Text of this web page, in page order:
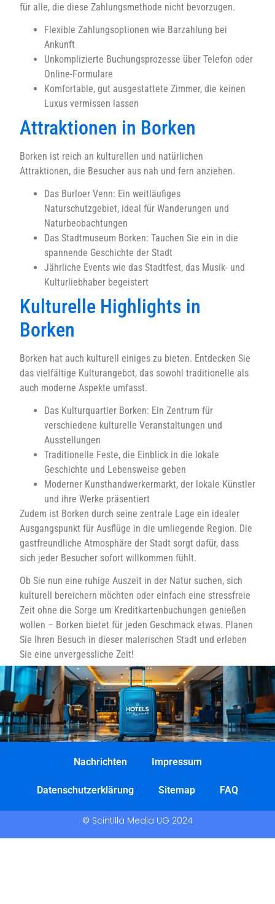
für alle, die diese Zahlungsmethode nicht bevorzugen.
Flexible Zahlungsoptionen wie Barzahlung bei
Ankunft
Unkomplizierte Buchungsprozesse über Telefon oder
Online-Formulare
Komfortable, gut ausgestattete Zimmer, die keinen
Luxus vermissen lassen
Attraktionen in Borken
Borken ist reich an kulturellen und natürlichen
Attraktionen, die Besucher aus nah und fern anziehen.
Das Burloer Venn: Ein weitläufiges
Naturschutzgebiet, ideal für Wanderungen und
Naturbeobachtungen
Das Stadtmuseum Borken: Tauchen Sie ein in die
spannende Geschichte der Stadt
Jährliche Events wie das Stadtfest, das Musik- und
Kulturliebhaber begeistert
Kulturelle Highlights in
Borken
Borken hat auch kulturell einiges zu bieten. Entdecken Sie
das vielfältige Kulturangebot, das sowohl traditionelle als
auch moderne Aspekte umfasst.
Das Kulturquartier Borken: Ein Zentrum für
verschiedene kulturelle Veranstaltungen und
Ausstellungen
Traditionelle Feste, die Einblick in die lokale
Geschichte und Lebensweise geben
Moderner Kunsthandwerkermarkt, der lokale Künstler
und ihre Werke präsentiert
Zudem ist Borken durch seine zentrale Lage ein idealer
Ausgangspunkt für Ausflüge in die umliegende Region. Die
gastfreundliche Atmosphäre der Stadt sorgt dafür, dass
sich jeder Besucher sofort willkommen fühlt.
Ob Sie nun eine ruhige Auszeit in der Natur suchen, sich
kulturell bereichern möchten oder einfach eine stressfreie
Zeit ohne die Sorge um Kreditkartenbuchungen genießen
wollen – Borken bietet für jeden Geschmack etwas. Planen
Sie Ihren Besuch in dieser malerischen Stadt und erleben
Sie eine unvergessliche Zeit!
Nachrichten Impressum
Datenschutzerklärung Sitemap FAQ
© Scintilla Media UG 2024